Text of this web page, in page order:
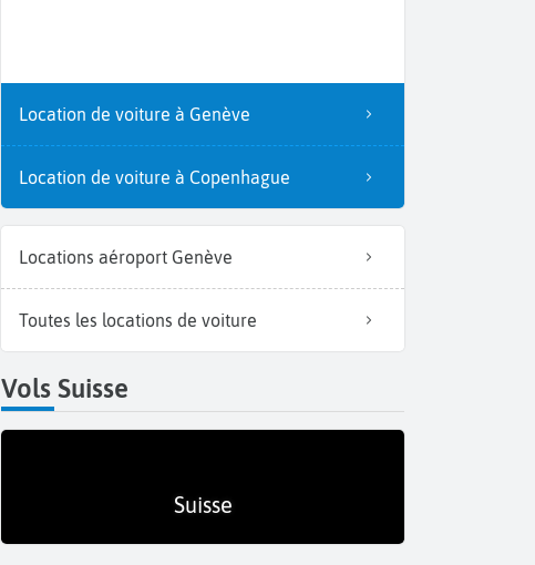
Location de voiture à Genève
Location de voiture à Copenhague
Locations aéroport Genève
Toutes les locations de voiture
Vols Suisse
Suisse